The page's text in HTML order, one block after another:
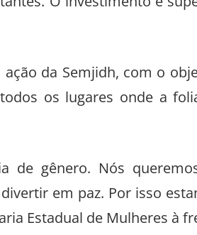
O investimento é
da Semjidh, com o
os lugares onde a
de gênero. Nós
em paz. Por isso
Estadual de Mulheres à